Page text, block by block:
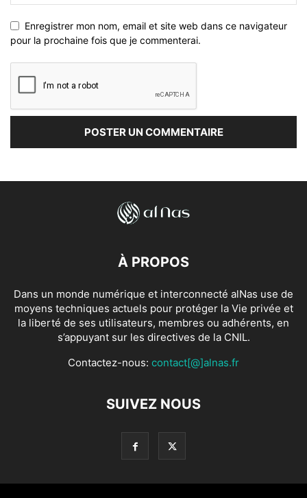
Enregistrer mon nom, email et site web dans ce navigateur
pour la prochaine fois que je commenterai.
À PROPOS
Dans un monde numérique et interconnecté alNas use de
moyens techniques actuels pour protéger la Vie privée et
la liberté de ses utilisateurs, membres ou adhérents, en
s’appuyant sur les directives de la CNIL.
Contactez-nous: contact[@]alnas.fr
SUIVEZ NOUS